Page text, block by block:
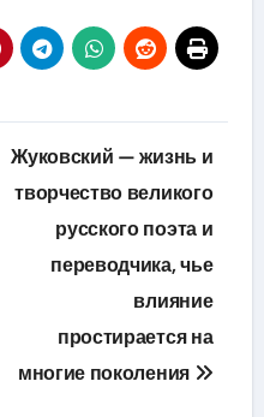
Жуковский — жизнь и
творчество великого
русского поэта и
переводчика, чье
влияние
простирается на
многие поколения